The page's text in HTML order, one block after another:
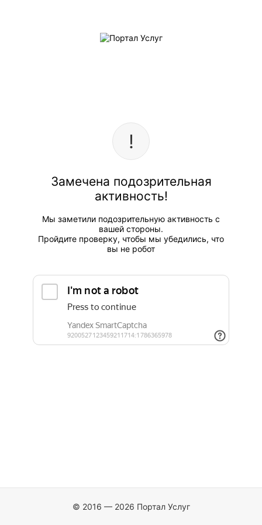
Замечена подозрительная
активность!
Мы заметили подозрительную активность с
вашей стороны.
Пройдите проверку, чтобы мы убедились, что
вы не робот
© 2016 — 2026 Портал Услуг